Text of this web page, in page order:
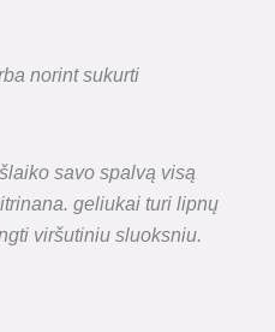
norint sukurti
savo spalvą visą
geliukai turi lipnų
viršutiniu sluoksniu.